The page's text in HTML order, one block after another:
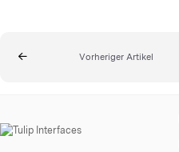
Vorheriger Artikel